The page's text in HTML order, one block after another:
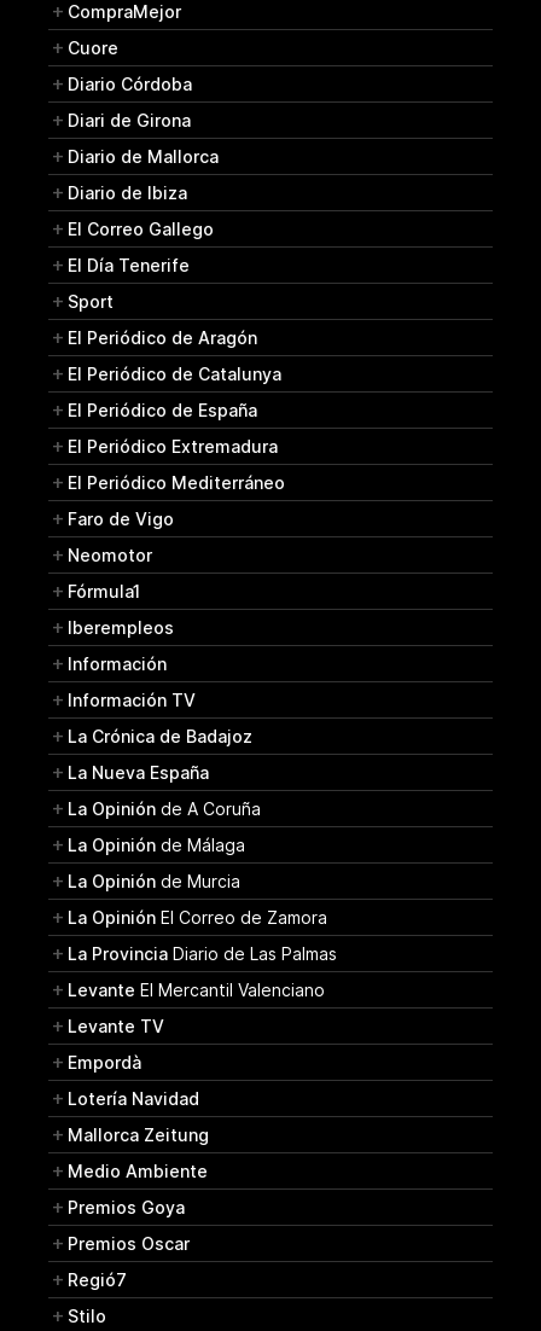
CompraMejor
Cuore
Diario Córdoba
Diari de Girona
Diario de Mallorca
Diario de Ibiza
El Correo Gallego
El Día Tenerife
Sport
El Periódico de Aragón
El Periódico de Catalunya
El Periódico de España
El Periódico Extremadura
El Periódico Mediterráneo
Faro de Vigo
Neomotor
Fórmula1
Iberempleos
Información
Información TV
La Crónica de Badajoz
La Nueva España
La Opinión de A Coruña
La Opinión de Málaga
La Opinión de Murcia
La Opinión El Correo de Zamora
La Provincia Diario de Las Palmas
Levante El Mercantil Valenciano
Levante TV
Empordà
Lotería Navidad
Mallorca Zeitung
Medio Ambiente
Premios Goya
Premios Oscar
Regió7
Stilo